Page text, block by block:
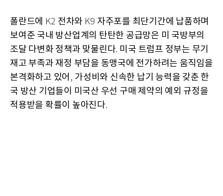
폴란드에 K2 전차와 K9 자주포를 최단기간에 납품하며
보여준 국내 방산업계의 탄탄한 공급망은 미 국방부의
조달 다변화 정책과 맞물린다. 미국 트럼프 정부는 무기
재고 부족과 재정 부담을 동맹국에 전가하려는 움직임을
본격화하고 있어 , 가성비와 신속한 납기 능력을 갖춘 한
국 방산 기업들이 미국산 우선 구매 제약의 예외 규정을
적용받을 확률이 높아진다.